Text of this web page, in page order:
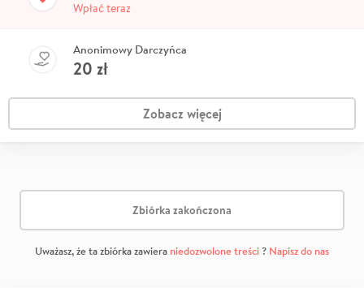
Wpłać teraz
Anonimowy Darczyńca
20 zł
Zobacz więcej
Zbiórka zakończona
Uważasz, że ta zbiórka zawiera niedozwolone treści? Napisz do nas